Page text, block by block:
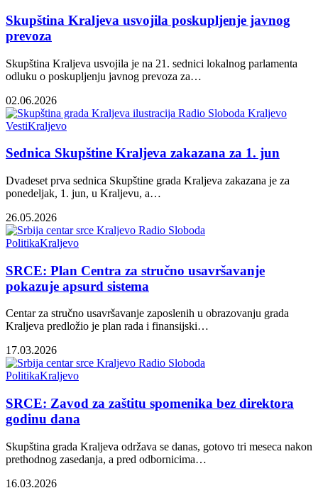
Skupština Kraljeva usvojila poskupljenje javnog
prevoza
Skupština Kraljeva usvojila je na 21. sednici lokalnog parlamenta
odluku o poskupljenju javnog prevoza za…
02.06.2026
VestiKraljevo
Sednica Skupštine Kraljeva zakazana za 1. jun
Dvadeset prva sednica Skupštine grada Kraljeva zakazana je za
ponedeljak, 1. jun, u Kraljevu, a…
26.05.2026
PolitikaKraljevo
SRCE: Plan Centra za stručno usavršavanje
pokazuje apsurd sistema
Centar za stručno usavršavanje zaposlenih u obrazovanju grada
Kraljeva predložio je plan rada i finansijski…
17.03.2026
PolitikaKraljevo
SRCE: Zavod za zaštitu spomenika bez direktora
godinu dana
Skupština grada Kraljeva održava se danas, gotovo tri meseca nakon
prethodnog zasedanja, a pred odbornicima…
16.03.2026